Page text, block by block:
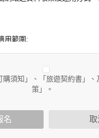
用範圍:
識別資料，也包括本公司如何
分享的任何身份識別資料。隱
外的公司或網站群，與非本站
能蒐集您個人的資料。對於您
廠商或連結網站有其個別的隱
施不適用於本公司隱私權保護
購須知」、「旅遊契約書」、
策」。
名 取